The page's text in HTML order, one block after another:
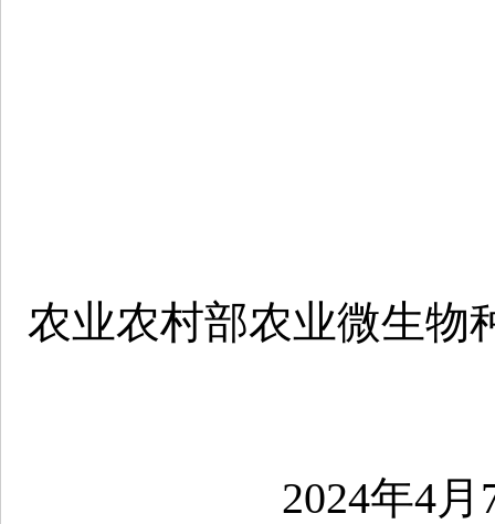
农业农村部农业微生物
2024年4月7